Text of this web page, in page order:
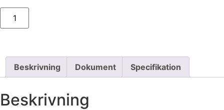
Beskrivning Dokument Specifikation
Beskrivning